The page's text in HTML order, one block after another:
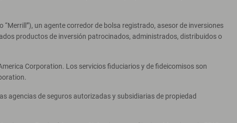
un agente corredor de bolsa registrado, asesor de inversiones
productos de inversión patrocinados, administrados, distribuidos o
Corporation. Los servicios fiduciarios y de fideicomisos son
agencias de seguros autorizadas y subsidiarias de propiedad